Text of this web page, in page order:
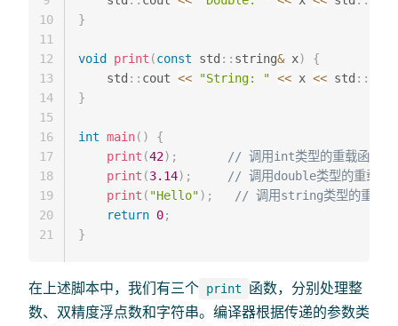
}
void print (const std :: string& x)
{
    std
:: cout << "String: " << x << std ::
}
int main( )
{
print (42) ;
// 调用int类型的重载函数
print (3.14) ;
// 调用double类型的重载函
print ( "Hello") ;
// 调用string类型的重载
return 0;
}
10
11
12
13
14
15
16
17
18
19
20
21
在上述脚本中，我们有三个 print
函数，分别处理整
数、双精度浮点数和字符串。编译器根据传递的参数类